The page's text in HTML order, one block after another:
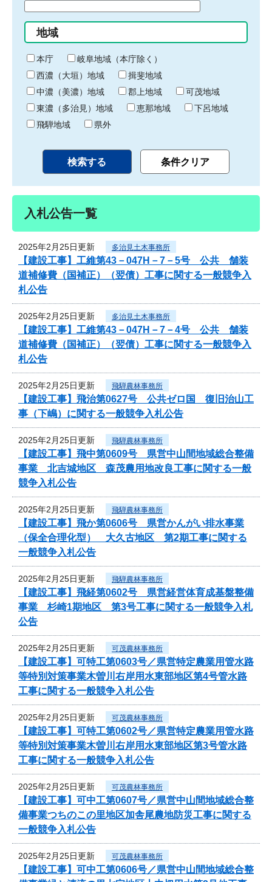
始
り
間
終
わ
り
地域
本庁
岐阜地域（本庁除く）
西濃（大垣）地域
揖斐地域
中濃（美濃）地域
郡上地域
可茂地域
東濃（多治見）地域
恵那地域
下呂地域
飛騨地域
県外
入札公告一覧
2025年2月25日更新 多治見土木事務所
【建設工事】工維第43－047H－7－5号 公共 舗装
道補修費（国補正）（翌債）工事に関する一般競争入
札公告
2025年2月25日更新 多治見土木事務所
【建設工事】工維第43－047H－7－4号 公共 舗装
道補修費（国補正）（翌債）工事に関する一般競争入
札公告
2025年2月25日更新 飛騨農林事務所
【建設工事】飛治第0627号 公共ゼロ国 復旧治山工
事（下嶋）に関する一般競争入札公告
2025年2月25日更新 飛騨農林事務所
【建設工事】飛中第0609号 県営中山間地域総合整備
事業 北吉城地区 森茂農用地改良工事に関する一般
競争入札公告
2025年2月25日更新 飛騨農林事務所
【建設工事】飛か第0606号 県営かんがい排水事業
（保全合理化型） 大久古地区 第2期工事に関する
一般競争入札公告
2025年2月25日更新 飛騨農林事務所
【建設工事】飛経第0602号 県営経営体育成基盤整備
事業 杉崎1期地区 第3号工事に関する一般競争入札
公告
2025年2月25日更新 可茂農林事務所
【建設工事】可特工第0603号／県営特定農業用管水路
等特別対策事業木曽川右岸用水東部地区第4号管水路
工事に関する一般競争入札公告
2025年2月25日更新 可茂農林事務所
【建設工事】可特工第0602号／県営特定農業用管水路
等特別対策事業木曽川右岸用水東部地区第3号管水路
工事に関する一般競争入札公告
2025年2月25日更新 可茂農林事務所
【建設工事】可中工第0607号／県営中山間地域総合整
備事業つちのこの里地区加舎尾農地防災工事に関する
一般競争入札公告
2025年2月25日更新 可茂農林事務所
【建設工事】可中工第0606号／県営中山間地域総合整